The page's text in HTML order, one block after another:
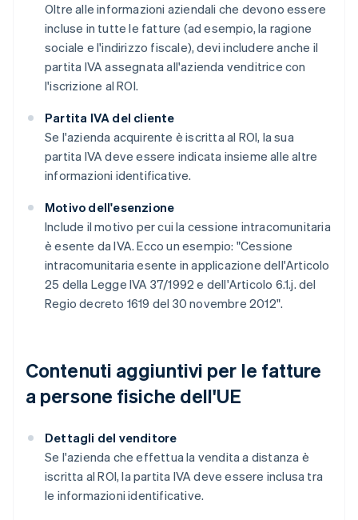
Oltre alle informazioni aziendali che devono essere
incluse in tutte le fatture (ad esempio, la ragione
sociale e l'indirizzo fiscale), devi includere anche il
partita IVA assegnata all'azienda venditrice con
l'iscrizione al ROI.
Partita IVA del cliente
Se l'azienda acquirente è iscritta al ROI, la sua
partita IVA deve essere indicata insieme alle altre
informazioni identificative.
Motivo dell'esenzione
Include il motivo per cui la cessione intracomunitaria
è esente da IVA. Ecco un esempio: "Cessione
intracomunitaria esente in applicazione dell'Articolo
25 della Legge IVA 37/1992 e dell'Articolo 6.1.j. del
Regio decreto 1619 del 30 novembre 2012".
Contenuti aggiuntivi per le fatture
a persone fisiche dell'UE
Dettagli del venditore
Se l'azienda che effettua la vendita a distanza è
iscritta al ROI, la partita IVA deve essere inclusa tra
le informazioni identificative.